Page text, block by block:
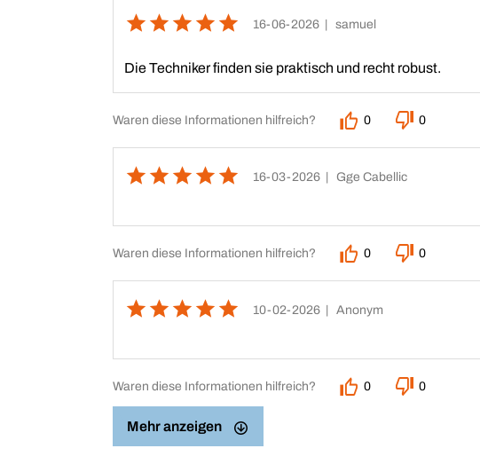
16-06-2026 | samuel
Die Techniker finden sie praktisch und recht robust.
Waren diese Informationen hilfreich? 0 0
16-03-2026 | Gge Cabellic
Waren diese Informationen hilfreich? 0 0
10-02-2026 | Anonym
Waren diese Informationen hilfreich? 0 0
Mehr anzeigen